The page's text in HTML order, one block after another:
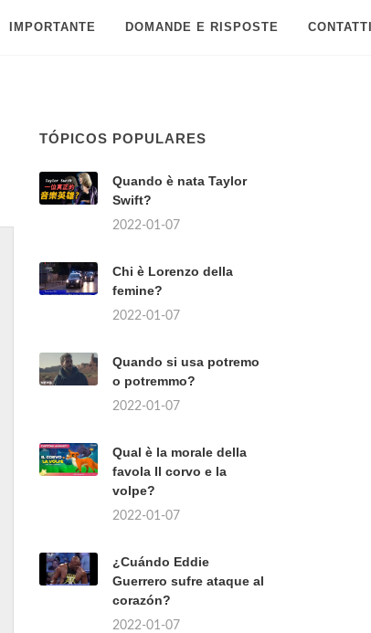
IMPORTANTE DOMANDE E RISPOSTE
TÓPICOS POPULARES
Quando è nata Taylor
Swift?
2022-01-07
Chi è Lorenzo della
femine?
2022-01-07
Quando si usa potremo
o potremmo?
2022-01-07
Qual è la morale della
favola Il corvo e la
volpe?
2022-01-07
¿Cuándo Eddie
Guerrero sufre ataque al
corazón?
2022-01-07